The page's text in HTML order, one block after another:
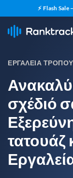
⚡ Flash
ΕΡΓΑΛΕΊΑ
σχέδιό
τατουάζ